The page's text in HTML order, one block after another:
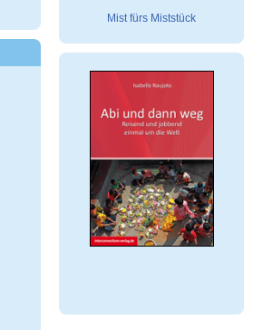
Mist fürs Miststück